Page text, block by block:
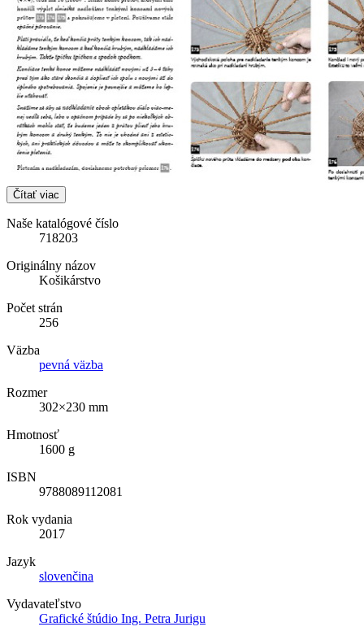
Čítať viac
Naše katalógové číslo
718203
Originálny názov
Košikárstvo
Počet strán
256
Väzba
pevná väzba
Rozmer
302×230 mm
Hmotnosť
1600 g
ISBN
9788089112081
Rok vydania
2017
Jazyk
slovenčina
Vydavateľstvo
Grafické štúdio Ing. Petra Jurigu